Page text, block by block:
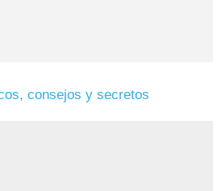
consejos y secretos